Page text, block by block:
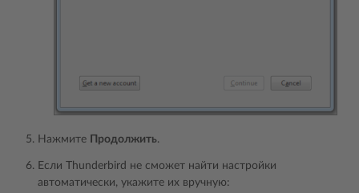
Нажмите Продолжить.
Если Thunderbird не сможет найти настройки
автоматически, укажите их вручную: